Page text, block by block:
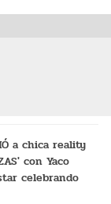
a chica reality
con Yaco
celebrando